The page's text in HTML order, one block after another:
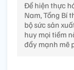
Để hiện thực
Nam, Tổng Bí
bộ sức sản
huy mọi tiềm
đẩy mạnh mẽ